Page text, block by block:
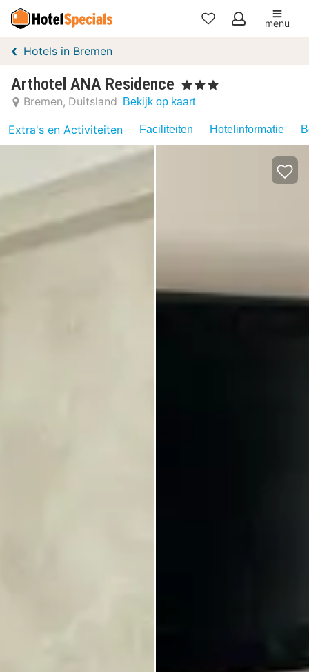
Mijn
menu
Hotels in Bremen
Arthotel ANA Residence , 3 Sterren
Bremen Duitsland Bekijk op kaart
Extra's en Activiteiten Faciliteiten Hotelinformatie